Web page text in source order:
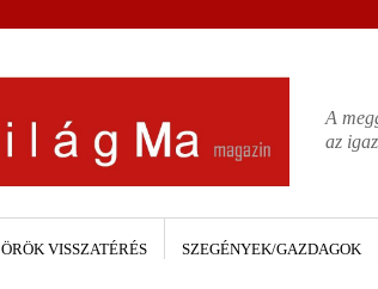
A
az
ÖRÖK VISSZATÉRÉS SZEGÉNYEK/GAZDAGOK